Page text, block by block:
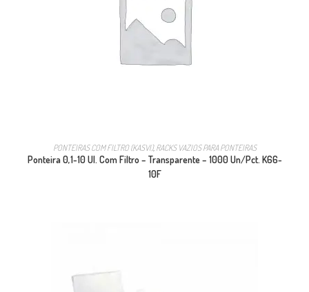
PONTEIRAS COM FILTRO (KASVI), RACKS VAZIOS PARA PONTEIRAS
Ponteira 0,1-10 Ul. Com Filtro – Transparente – 1000 Un/Pct. K66-
10F